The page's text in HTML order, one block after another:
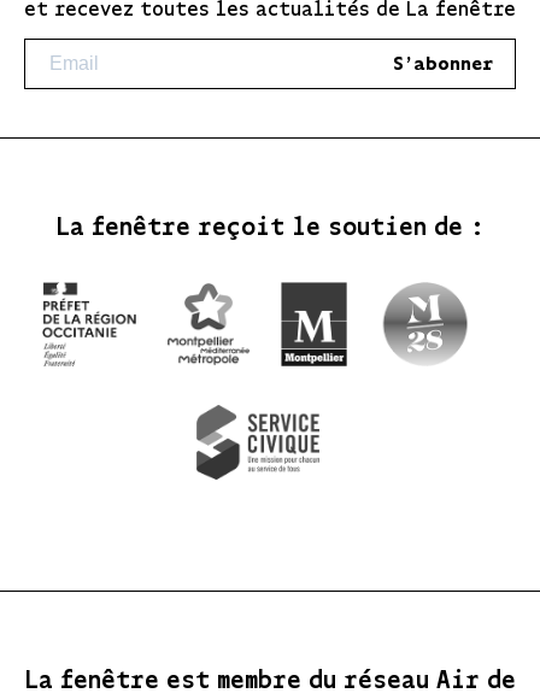
et recevez toutes les actualités de La fenêtre
S'abonner
La fenêtre reçoit le soutien de :
La fenêtre est membre du réseau Air de